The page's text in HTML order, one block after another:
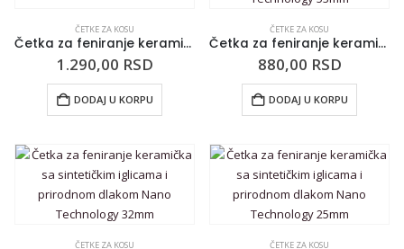
ČETKE ZA KOSU
Četka za feniranje keramička sa sintetičkim iglicama Bambus Termal 53mm
1.290,00 RSD
DODAJ U KORPU
ČETKE ZA KOSU
Četka za feniranje keramička sa sintetičkim iglicama i prirodnom dlakom Nano Technology 53mm
880,00 RSD
DODAJ U KORPU
ČETKE ZA KOSU ČETKE ZA KOSU